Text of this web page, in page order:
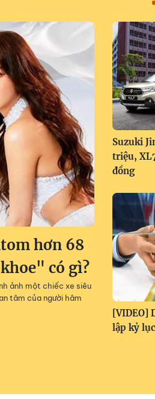
hơn 68
có gì?
ảnh một chiếc xe siêu
tâm của người hâm
Suzuki
triệu,
đồng
[VIDEO]
lập kỷ